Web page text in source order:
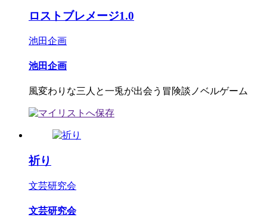
ロストブレメージ1.0
池田企画
池田企画
風変わりな三人と一兎が出会う冒険談ノベルゲーム
祈り
文芸研究会
文芸研究会